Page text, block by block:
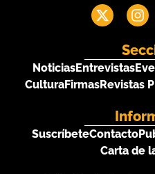
NoticiasEntrevistas
CulturaFirmasRevistas
SuscríbeteContacto
Carta de